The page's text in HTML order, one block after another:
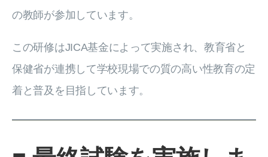
の教師が参加しています。
この研修はJICA基金によって実施され、教育省と
保健省が連携して学校現場での質の高い性教育の定
着と普及を目指しています。